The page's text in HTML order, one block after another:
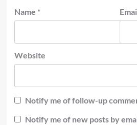
Name *
Website
Notify me of follow-up
Notify me of new posts by